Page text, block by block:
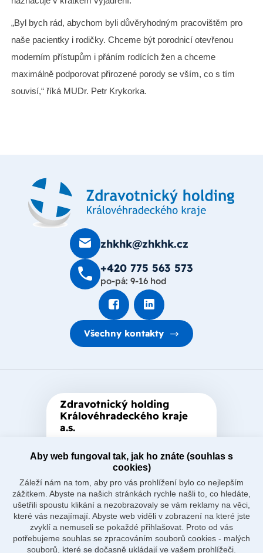
„Byl bych rád, abychom byli důvěryhodným pracovištěm pro
naše pacientky i rodičky. Chceme být porodnicí otevřenou
moderním přístupům i přáním rodících žen a chceme
maximálně podporovat přirozené porody se vším, co s tím
souvisí,“ říká MUDr. Petr Krykorka.
zhkhk@zhkhk.cz
+420 775 563 573
po-pá: 9-16 hod
Všechny kontakty
Zdravotnický holding
Královéhradeckého kraje
a.s.
založená Královéhradeckým
krajem, který je jediným
akcionářem společnosti.
Aby web fungoval tak, jak ho znáte (souhlas s
cookies)
Záleží nám na tom, aby pro vás prohlížení bylo co nejlepším
zážitkem. Abyste na našich stránkách rychle našli to, co hledáte,
ušetřili spoustu klikání a nezobrazovaly se vám reklamy na věci,
které vás nezajímají. Abyste web viděli v zobrazení na které jste
zvyklí a nemuseli se pokaždé přihlašovat. Proto od vás
potřebujeme souhlas se zpracováním souborů cookies - malých
souborů, které se dočasně ukládají ve vašem prohlížeči.